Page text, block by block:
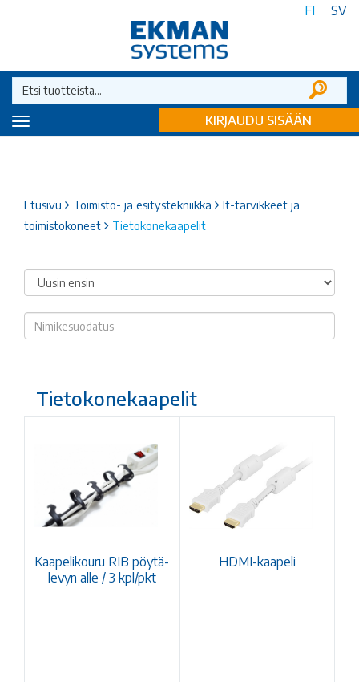
FI SV
Toggle
KIRJAUDU SISÄÄN
Etusivu Toimisto- ja esitystekniikka
It-tarvikkeet ja
toimistokoneet
Tietokonekaapelit
Tietokonekaapelit
Kaapelikouru RIB pöytä-
levyn alle / 3 kpl/pkt
HDMI-kaapeli